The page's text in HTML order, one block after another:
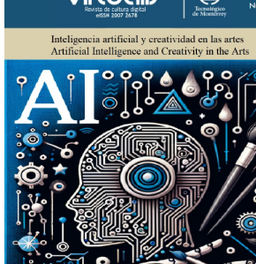
lateral
del
artículo